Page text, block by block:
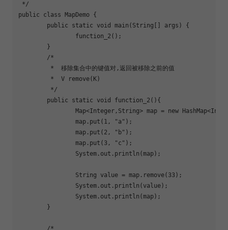
*/
public class MapDemo {
	public static void
function_2 (){
		map.put(1,
"a" );
		map.put(2,
"b" );
		map.put(3,
"c" );